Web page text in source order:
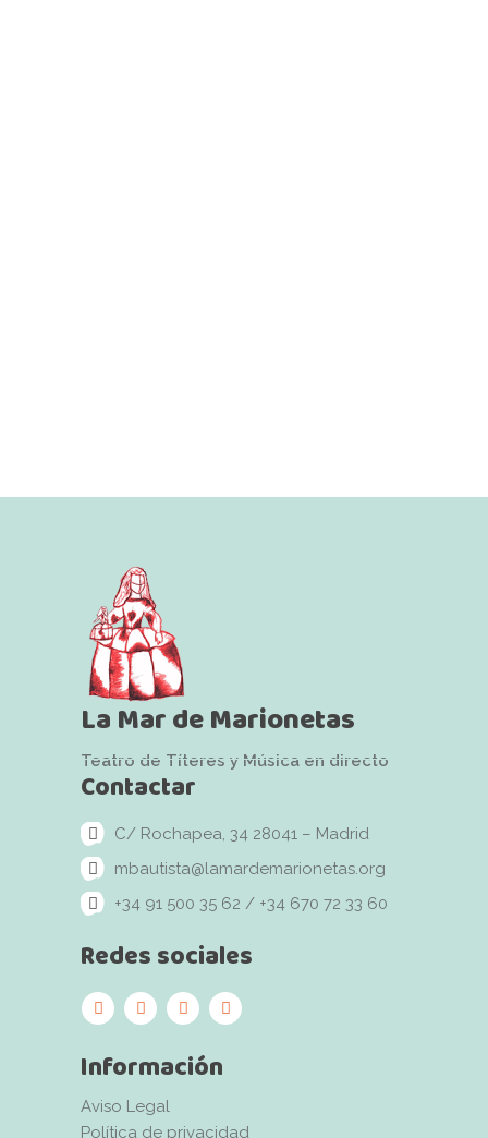
La Mar de Marionetas
Teatro de Títeres y Música en directo
Contactar
C/ Rochapea, 34 28041 – Madrid
mbautista@lamardemarionetas.org
+34 91 500 35 62 / +34 670 72 33 60
Redes sociales
Información
Aviso Legal
Política de privacidad